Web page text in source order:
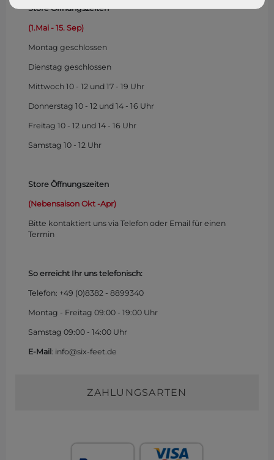
Store Öffnungszeiten
(1.Mai - 15. Sep)
Montag geschlossen
Dienstag geschlossen
Mittwoch 10 - 12 und 17 - 19 Uhr
Donnerstag 10 - 12 und 14 - 16 Uhr
Freitag 10 - 12 und 14 - 16 Uhr
Samstag 10 - 12 Uhr
Store Öffnungszeiten
(Nebensaison Okt -Apr)
Bitte kontaktiert uns via Telefon oder Email für einen
Termin
So erreicht Ihr uns telefonisch:
Telefon: +49 (0)8382 - 8899340
Montag - Freitag 09:00 - 19:00 Uhr
Samstag 09:00 - 14:00 Uhr
E-Mail: info@six-feet.de
ZAHLUNGSARTEN